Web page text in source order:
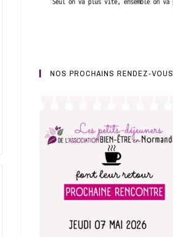
NOS PROCHAINS RENDEZ-VOUS